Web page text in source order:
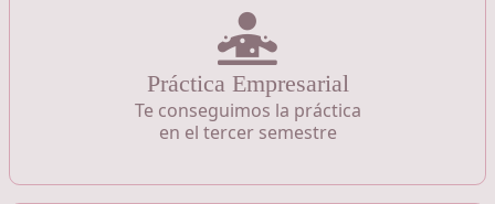
Práctica Empresarial
Te conseguimos la práctica
en el tercer semestre